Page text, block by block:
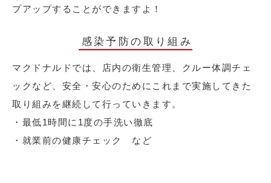
プアップすることができますよ！
感染予防の取り組み
マクドナルドでは、店内の衛生管理、クルー体調チェ
ックなど、安全・安心のためにこれまで実施してきた
取り組みを継続して行っていきます。
・最低1時間に1度の手洗い徹底
・就業前の健康チェック など